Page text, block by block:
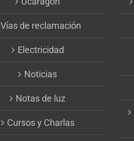
Vías de reclamación
Electricidad
Noticias
Notas de luz
Cursos y Charlas